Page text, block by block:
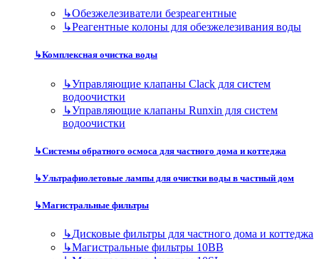
↳Обезжелезиватели безреагентные
↳Реагентные колоны для обезжелезивания воды
↳Комплексная очистка воды
↳Управляющие клапаны Clack для систем
водоочистки
↳Управляющие клапаны Runxin для систем
водоочистки
↳Системы обратного осмоса для частного дома и коттеджа
↳Ультрафиолетовые лампы для очистки воды в частный дом
↳Магистральные фильтры
↳Дисковые фильтры для частного дома и коттеджа
↳Магистральные фильтры 10BB